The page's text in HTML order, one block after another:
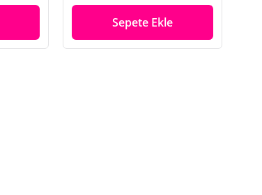
Sepete Ekle